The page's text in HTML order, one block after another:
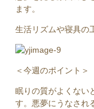
ます。
生活リズムや寝具の
＜今週のポイント＞
眠りの質がよくない
す。悪夢にうなされ